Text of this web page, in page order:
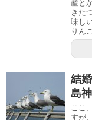
産と
きた
味し
りん
結
島
ここ
すが